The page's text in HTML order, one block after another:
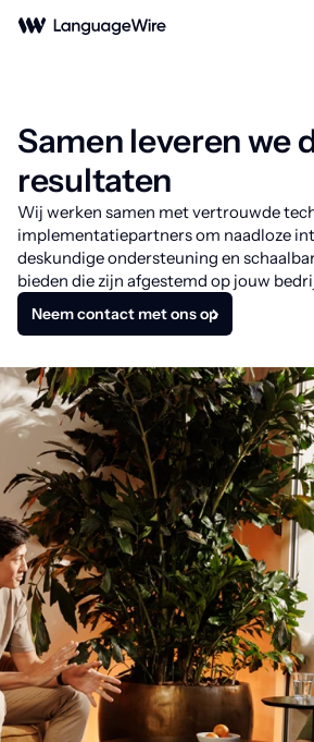
Samen leveren we
resultaten
Wij werken samen met vertrouwde
implementatiepartners om naadloze
deskundige ondersteuning en
bieden die zijn afgestemd op jouw
Neem contact met ons op